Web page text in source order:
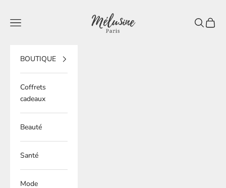
Mélusine Paris
Ouvrir la navigation
Ouvrir la
Voir
BOUTIQUE
Coffrets
cadeaux
Beauté
Santé
Mode